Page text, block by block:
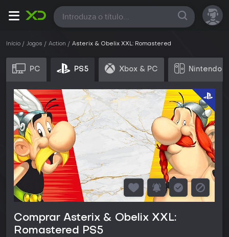
Todas
Início Jogos Action Asterix & Obelix XXL: Romastered
PC PS5 Xbox & PC Nintendo
Comprar Asterix & Obelix XXL:
Romastered PS5